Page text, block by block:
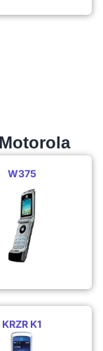
W375
KRZR K1